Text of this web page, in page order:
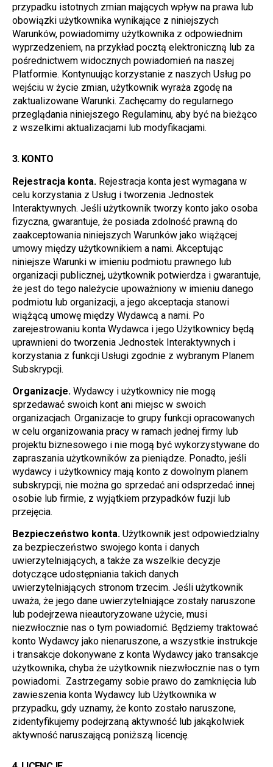
przypadku istotnych zmian mających wpływ na prawa lub
obowiązki użytkownika wynikające z niniejszych
Warunków, powiadomimy użytkownika z odpowiednim
wyprzedzeniem, na przykład pocztą elektroniczną lub za
pośrednictwem widocznych powiadomień na naszej
Platformie. Kontynuując korzystanie z naszych Usług po
wejściu w życie zmian, użytkownik wyraża zgodę na
zaktualizowane Warunki. Zachęcamy do regularnego
przeglądania niniejszego Regulaminu, aby być na bieżąco
z wszelkimi aktualizacjami lub modyfikacjami.
3. KONTO
Rejestracja konta. Rejestracja konta jest wymagana w
celu korzystania z Usług i tworzenia Jednostek
Interaktywnych. Jeśli użytkownik tworzy konto jako osoba
fizyczna, gwarantuje, że posiada zdolność prawną do
zaakceptowania niniejszych Warunków jako wiążącej
umowy między użytkownikiem a nami. Akceptując
niniejsze Warunki w imieniu podmiotu prawnego lub
organizacji publicznej, użytkownik potwierdza i gwarantuje,
że jest do tego należycie upoważniony w imieniu danego
podmiotu lub organizacji, a jego akceptacja stanowi
wiążącą umowę między Wydawcą a nami. Po
zarejestrowaniu konta Wydawca i jego Użytkownicy będą
uprawnieni do tworzenia Jednostek Interaktywnych i
korzystania z funkcji Usługi zgodnie z wybranym Planem
Subskrypcji.
Organizacje. Wydawcy i użytkownicy nie mogą
sprzedawać swoich kont ani miejsc w swoich
organizacjach. Organizacje to grupy funkcji opracowanych
w celu organizowania pracy w ramach jednej firmy lub
projektu biznesowego i nie mogą być wykorzystywane do
zapraszania użytkowników za pieniądze. Ponadto, jeśli
wydawcy i użytkownicy mają konto z dowolnym planem
subskrypcji, nie można go sprzedać ani odsprzedać innej
osobie lub firmie, z wyjątkiem przypadków fuzji lub
przejęcia.
Bezpieczeństwo konta. Użytkownik jest odpowiedzialny
za bezpieczeństwo swojego konta i danych
uwierzytelniających, a także za wszelkie decyzje
dotyczące udostępniania takich danych
uwierzytelniających stronom trzecim. Jeśli użytkownik
uważa, że jego dane uwierzytelniające zostały naruszone
lub podejrzewa nieautoryzowane użycie, musi
niezwłocznie nas o tym powiadomić. Będziemy traktować
konto Wydawcy jako nienaruszone, a wszystkie instrukcje
i transakcje dokonywane z konta Wydawcy jako transakcje
użytkownika, chyba że użytkownik niezwłocznie nas o tym
powiadomi.  Zastrzegamy sobie prawo do zamknięcia lub
zawieszenia konta Wydawcy lub Użytkownika w
przypadku, gdy uznamy, że konto zostało naruszone,
zidentyfikujemy podejrzaną aktywność lub jakąkolwiek
aktywność naruszającą poniższą licencję.